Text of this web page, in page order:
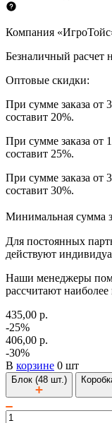
Компания
Безналичный расчет
Оптовые скидки:
При сумме заказа от
составит 20%.
При сумме заказа от
составит 25%.
При сумме заказа от
составит 30%.
Минимальная сумма
Для постоянных
действуют
Наши менеджеры
рассчитают
435,00 р.
-25%
406,00 р.
-30%
В корзине 0 шт
Блок (48 шт.)